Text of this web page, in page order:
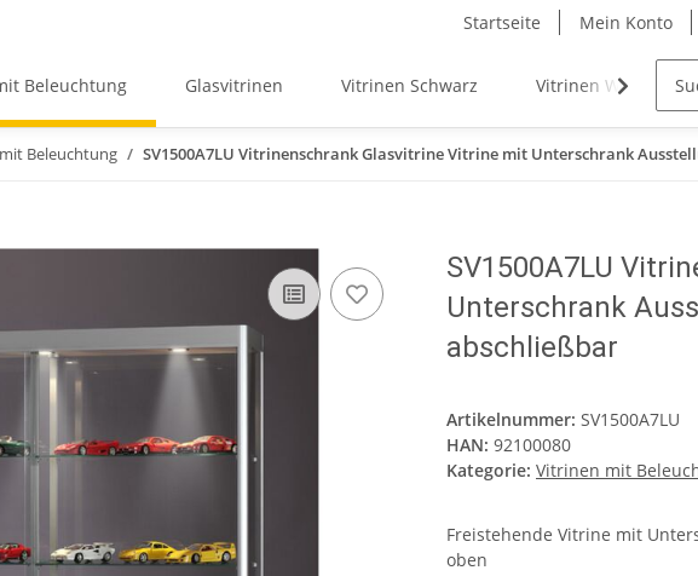
Startseite Mein Konto
Beleuchtung Glasvitrinen Vitrinen Schwarz Vitrinen Weiß
Beleuchtung SV1500A7LU Vitrinenschrank Glasvitrine Vitrine mit Unterschrank
SV1500A7LU
Unterschrank
abschließbar
Artikelnummer: SV1500A7LU
HAN: 92100080
Kategorie: Vitrinen mit
Freistehende Vitrine mit
oben